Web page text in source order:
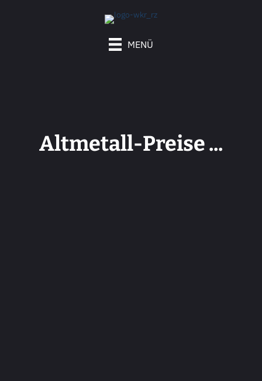
MENÜ
Altmetall-Preise ...